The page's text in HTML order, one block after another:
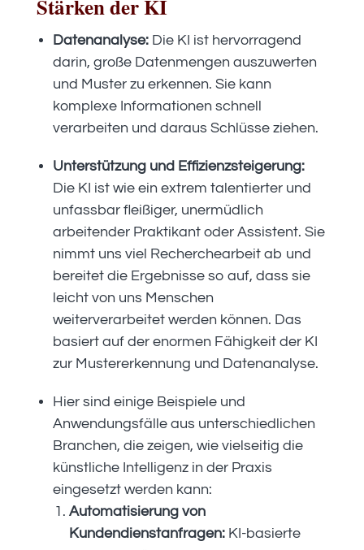
Stärken der KI
Datenanalyse:Die KI ist hervorragend
darin, große Datenmengen auszuwerten
und Muster zu erkennen. Sie kann
komplexe Informationen schnell
verarbeiten und daraus Schlüsse ziehen.
Unterstützung und Effizienzsteigerung:
Die KI ist wie ein extrem talentierter und
unfassbar fleißiger, unermüdlich
arbeitender Praktikant oder Assistent. Sie
nimmt uns viel Recherchearbeit ab und
bereitet die Ergebnisse so auf, dass sie
leicht von uns Menschen
weiterverarbeitet werden können. Das
basiert auf der enormen Fähigkeit der KI
zur Mustererkennung und Datenanalyse.
Hier sind einige Beispiele und
Anwendungsfälle aus unterschiedlichen
Branchen, die zeigen, wie vielseitig die
künstliche Intelligenz in der Praxis
eingesetzt werden kann:
Automatisierung von
Kundendienstanfragen:KI-basierte